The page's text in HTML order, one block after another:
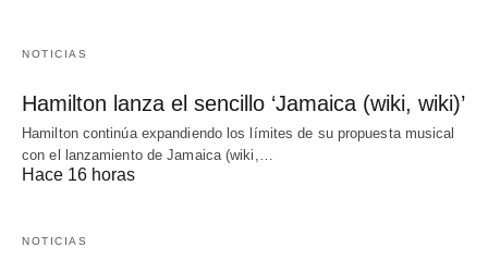
NOTICIAS
Hamilton lanza el sencillo ‘Jamaica (wiki, wiki)’
Hamilton continúa expandiendo los límites de su propuesta musical
con el lanzamiento de Jamaica (wiki,…
Hace 16 horas
NOTICIAS